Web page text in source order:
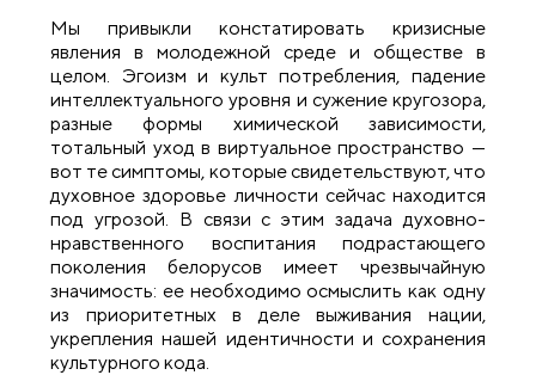
Мы привыкли констатировать кризисные
явления в молодежной среде и обществе в
целом. Эгоизм и культ потребления, падение
интеллектуального уровня и сужение кругозора,
разные формы химической зависимости,
тотальный уход в виртуальное пространство —
вот те симптомы, которые свидетельствуют, что
духовное здоровье личности сейчас находится
под угрозой. В связи с этим задача духовно-
нравственного воспитания подрастающего
поколения белорусов имеет чрезвычайную
значимость: ее необходимо осмыслить как одну
из приоритетных в деле выживания нации,
укрепления нашей идентичности и сохранения
культурного кода.